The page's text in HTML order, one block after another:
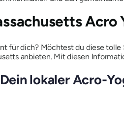
Acro
für dich? Möchtest du diese
anbieten. Mit diesen
lokaler Acro-